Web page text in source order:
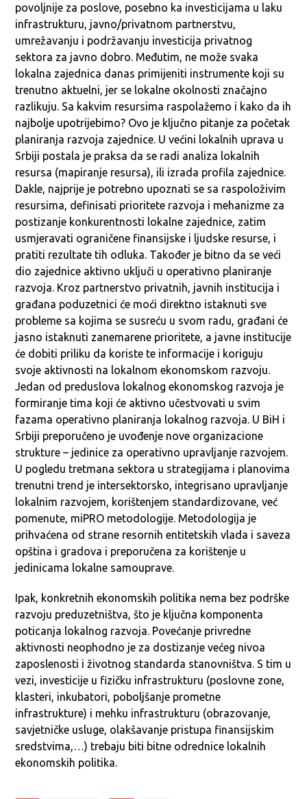
povoljnije za poslove, posebno ka investicijama u laku
infrastrukturu, javno/privatnom partnerstvu,
umrežavanju i podržavanju investicija privatnog
sektora za javno dobro. Međutim, ne može svaka
lokalna zajednica danas primijeniti instrumente koji su
trenutno aktuelni, jer se lokalne okolnosti značajno
razlikuju. Sa kakvim resursima raspolažemo i kako da ih
najbolje upotrijebimo? Ovo je ključno pitanje za početak
planiranja razvoja zajednice. U većini lokalnih uprava u
Srbiji postala je praksa da se radi analiza lokalnih
resursa (mapiranje resursa), ili izrada profila zajednice.
Dakle, najprije je potrebno upoznati se sa raspoloživim
resursima, definisati prioritete razvoja i mehanizme za
postizanje konkurentnosti lokalne zajednice, zatim
usmjeravati ograničene finansijske i ljudske resurse, i
pratiti rezultate tih odluka. Također je bitno da se veći
dio zajednice aktivno uključi u operativno planiranje
razvoja. Kroz partnerstvo privatnih, javnih institucija i
građana poduzetnici će moći direktno istaknuti sve
probleme sa kojima se susreću u svom radu, građani će
jasno istaknuti zanemarene prioritete, a javne institucije
će dobiti priliku da koriste te informacije i koriguju
svoje aktivnosti na lokalnom ekonomskom razvoju.
Jedan od preduslova lokalnog ekonomskog razvoja je
formiranje tima koji će aktivno učestvovati u svim
fazama operativno planiranja lokalnog razvoja. U BiH i
Srbiji preporučeno je uvođenje nove organizacione
strukture – jedinice za operativno upravljanje razvojem.
U pogledu tretmana sektora u strategijama i planovima
trenutni trend je intersektorsko, integrisano upravljanje
lokalnim razvojem, korištenjem standardizovane, već
pomenute, miPRO metodologije. Metodologija je
prihvaćena od strane resornih entitetskih vlada i saveza
opština i gradova i preporučena za korištenje u
jedinicama lokalne samouprave.
Ipak, konkretnih ekonomskih politika nema bez podrške
razvoju preduzetništva, što je ključna komponenta
poticanja lokalnog razvoja. Povećanje privredne
aktivnosti neophodno je za dostizanje većeg nivoa
zaposlenosti i životnog standarda stanovništva. S tim u
vezi, investicije u fizičku infrastrukturu (poslovne zone,
klasteri, inkubatori, poboljšanje prometne
infrastrukture) i mehku infrastrukturu (obrazovanje,
savjetničke usluge, olakšavanje pristupa finansijskim
sredstvima,…) trebaju biti bitne odrednice lokalnih
ekonomskih politika.